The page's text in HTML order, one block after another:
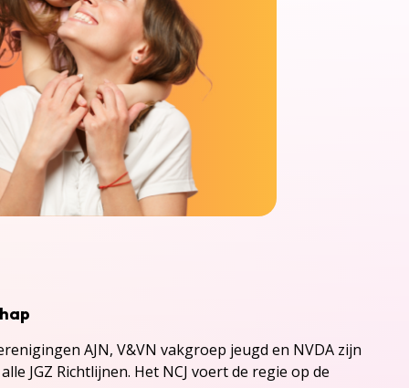
AJN, V&VN vakgroep jeugd en NVDA zijn
JGZ Richtlijnen. Het NCJ voert de regie op de